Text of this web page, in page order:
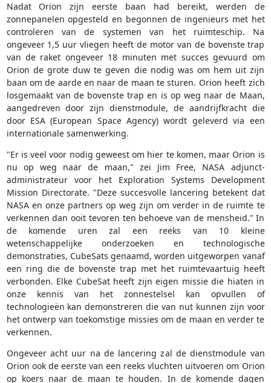
Nadat Orion zijn eerste baan had bereikt, werden de
zonnepanelen opgesteld en begonnen de ingenieurs met het
controleren van de systemen van het ruimteschip. Na
ongeveer 1,5 uur vliegen heeft de motor van de bovenste trap
van de raket ongeveer 18 minuten met succes gevuurd om
Orion de grote duw te geven die nodig was om hem uit zijn
baan om de aarde en naar de maan te sturen. Orion heeft zich
losgemaakt van de bovenste trap en is op weg naar de Maan,
aangedreven door zijn dienstmodule, de aandrijfkracht die
door ESA (European Space Agency) wordt geleverd via een
internationale samenwerking.
"Er is veel voor nodig geweest om hier te komen, maar Orion is
nu op weg naar de maan," zei Jim Free, NASA adjunct-
administrateur voor het Exploration Systems Development
Mission Directorate. "Deze succesvolle lancering betekent dat
NASA en onze partners op weg zijn om verder in de ruimte te
verkennen dan ooit tevoren ten behoeve van de mensheid." In
de komende uren zal een reeks van 10 kleine
wetenschappelijke onderzoeken en technologische
demonstraties, CubeSats genaamd, worden uitgeworpen vanaf
een ring die de bovenste trap met het ruimtevaartuig heeft
verbonden. Elke CubeSat heeft zijn eigen missie die hiaten in
onze kennis van het zonnestelsel kan opvullen of
technologieën kan demonstreren die van nut kunnen zijn voor
het ontwerp van toekomstige missies om de maan en verder te
verkennen.
Ongeveer acht uur na de lancering zal de dienstmodule van
Orion ook de eerste van een reeks vluchten uitvoeren om Orion
op koers naar de maan te houden. In de komende dagen